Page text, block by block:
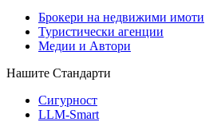
Брокери на недвижими имоти
Туристически агенции
Медии и Автори
Нашите Стандарти
Сигурност
LLM-Smart